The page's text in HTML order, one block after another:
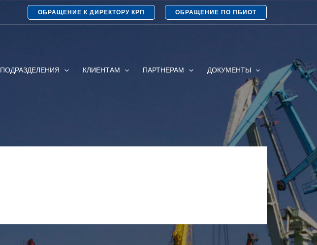
ОБРАЩЕНИЕ К ДИРЕКТОРУ КРП ОБРАЩЕНИЕ ПО ПБИОТ
ПОДРАЗДЕЛЕНИЯ КЛИЕНТАМ ПАРТНЕРАМ ДОКУМЕНТЫ